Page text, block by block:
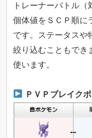
トレーナーバトル（
個体値をＳＣＰ順に
です。ステータスや
絞り込むこともでき
使います。
ＰＶＰブレイク